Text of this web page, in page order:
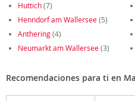
Huttich(7)
Henndorf am Wallersee(5)
Anthering(4)
Neumarkt am Wallersee(3)
Recomendaciones para ti en